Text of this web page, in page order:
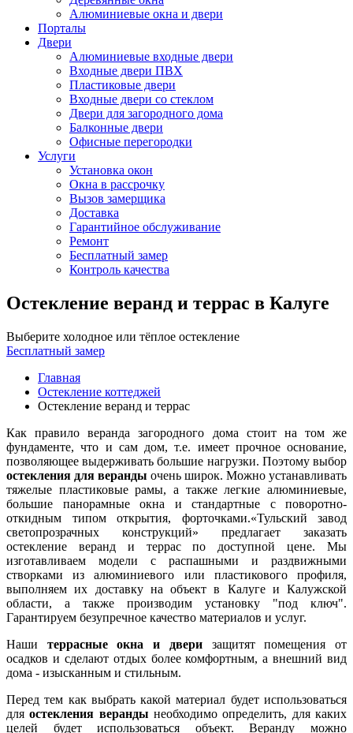
Алюминиевые окна и двери
Порталы
Двери
Алюминиевые входные двери
Входные двери ПВХ
Пластиковые двери
Входные двери со стеклом
Двери для загородного дома
Балконные двери
Офисные перегородки
Услуги
Установка окон
Окна в рассрочку
Вызов замерщика
Доставка
Гарантийное обслуживание
Ремонт
Бесплатный замер
Контроль качества
Остекление веранд и террас в Калуге
Выберите холодное или тёплое остекление
Бесплатный замер
Главная
Остекление коттеджей
Остекление веранд и террас
Как правило веранда загородного дома стоит на том же
фундаменте, что и сам дом, т.е. имеет прочное основание,
позволяющее выдерживать большие нагрузки. Поэтому выбор
остекления для веранды очень широк. Можно устанавливать
тяжелые пластиковые рамы, а также легкие алюминиевые,
большие панорамные окна и стандартные с поворотно-
откидным типом открытия, форточками.«Тульский завод
светопрозрачных конструкций» предлагает заказать
остекление веранд и террас по доступной цене. Мы
изготавливаем модели с распашными и раздвижными
створками из алюминиевого или пластикового профиля,
выполняем их доставку на объект в Калуге и Калужской
области, а также производим установку "под ключ".
Гарантируем безупречное качество материалов и услуг.
Наши террасные окна и дверизащитят помещения от
осадков и сделают отдых более комфортным, а внешний вид
дома - изысканным и стильным.
Перед тем как выбрать какой материал будет использоваться
дляостекления веранды необходимо определить, для каких
целей будет использоваться объект. Веранду можно